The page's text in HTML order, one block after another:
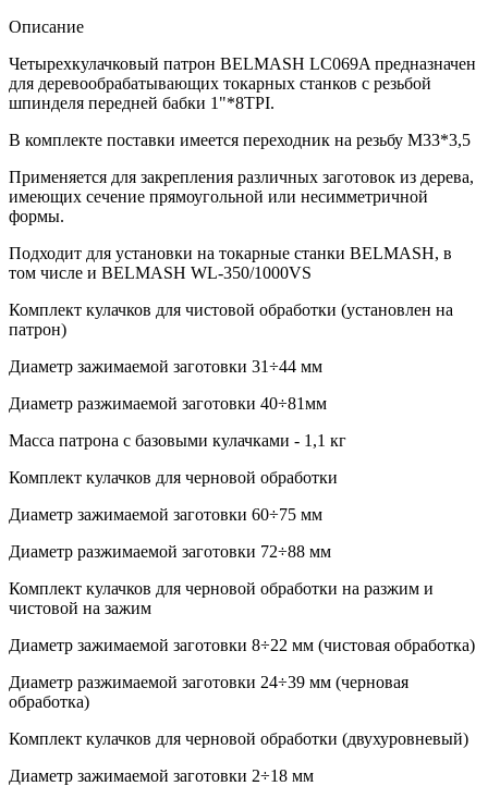
Описание
Четырехкулачковый патрон BELMASH LC069A предназначен
для деревообрабатывающих токарных станков с резьбой
шпинделя передней бабки 1"*8TPI.
В комплекте поставки имеется переходник на резьбу M33*3,5
Применяется для закрепления различных заготовок из дерева,
имеющих сечение прямоугольной или несимметричной
формы.
Подходит для установки на токарные станки BELMASH, в
том числе и BELMASH WL-350/1000VS
Комплект кулачков для чистовой обработки (установлен на
патрон)
Диаметр зажимаемой заготовки 31÷44 мм
Диаметр разжимаемой заготовки 40÷81мм
Масса патрона с базовыми кулачками - 1,1 кг
Комплект кулачков для черновой обработки
Диаметр зажимаемой заготовки 60÷75 мм
Диаметр разжимаемой заготовки 72÷88 мм
Комплект кулачков для черновой обработки на разжим и
чистовой на зажим
Диаметр зажимаемой заготовки 8÷22 мм (чистовая обработка)
Диаметр разжимаемой заготовки 24÷39 мм (черновая
обработка)
Комплект кулачков для черновой обработки (двухуровневый)
Диаметр зажимаемой заготовки 2÷18 мм